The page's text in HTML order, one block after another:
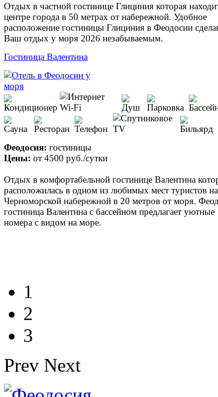
Отдых в частной гостинице Глициния которая
центре города в 50 метрах от набережной. Удобное
расположение гостиницы Глициния в Феодосии
Ваш отдых у моря 2026 незабываемым.
Гостиница Валентина
Феодосия: гостиницы
Цены: от 4500 руб./сутки
Отдых в комфортабельной гостинице Валентина
расположилась в одном из любимых мест туристов на
Черноморской набережной в 20 метров от моря.
гостиница Валентина с бассейном предлагает уютные
номера с видом на море.
1
2
3
Prev Next